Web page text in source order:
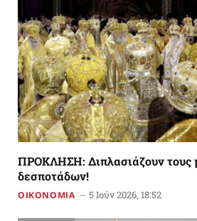
ΠΡΟΚΛΗΣΗ: Διπλασιάζουν τους
δεσποτάδων!
ΟΙΚΟΝΟΜΙΑ 5 Ιούν 2026, 18:52